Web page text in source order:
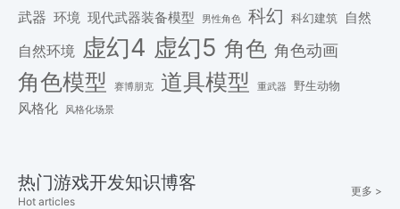
武器 环境 现代武器装备模型 男性角色 科幻 科幻建筑 自然
自然环境 虚幻4 虚幻5 角色 角色动画
角色模型 赛博朋克 道具模型 重武器 野生动物
风格化 风格化场景
热门游戏开发知识博客
Hot articles
更多 >